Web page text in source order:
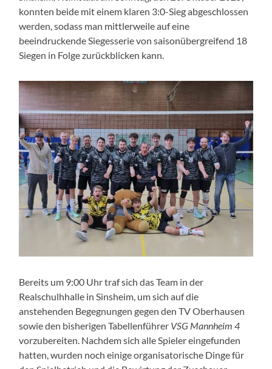
konnten beide mit einem klaren 3:0-Sieg abgeschlossen
werden, sodass man mittlerweile auf eine
beeindruckende Siegesserie von saisonübergreifend 18
Siegen in Folge zurückblicken kann.
Bereits um 9:00 Uhr traf sich das Team in der
Realschulhhalle in Sinsheim, um sich auf die
anstehenden Begegnungen gegen den TV Oberhausen
sowie den bisherigen Tabellenführer VSG Mannheim 4
vorzubereiten. Nachdem sich alle Spieler eingefunden
hatten, wurden noch einige organisatorische Dinge für